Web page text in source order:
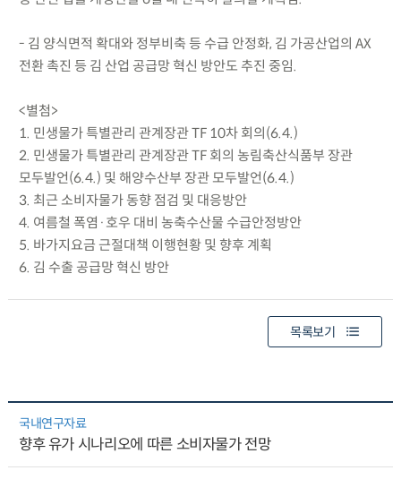
- 김 양식면적 확대와 정부비축 등 수급 안정화, 김 가공산업의 AX
전환 촉진 등 김 산업 공급망 혁신 방안도 추진 중임.
<별첨>
1. 민생물가 특별관리 관계장관 TF 10차 회의(6.4.)
2. 민생물가 특별관리 관계장관 TF 회의 농림축산식품부 장관
모두발언(6.4.) 및 해양수산부 장관 모두발언(6.4.)
3. 최근 소비자물가 동향 점검 및 대응방안
4. 여름철 폭염·호우 대비 농축수산물 수급안정방안
5. 바가지요금 근절대책 이행현황 및 향후 계획
6. 김 수출 공급망 혁신 방안
목록보기
국내연구자료
향후 유가 시나리오에 따른 소비자물가 전망